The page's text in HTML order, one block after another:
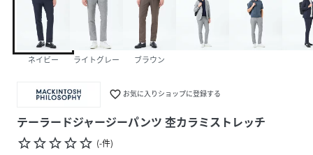
ネイビー ライトグレー ブラウン
favorite_border お気に入りショップに登録する
テーラードジャージーパンツ 杢カラミストレッチ
star_borderstar_borderstar_borderstar_borderstar_border (-件)